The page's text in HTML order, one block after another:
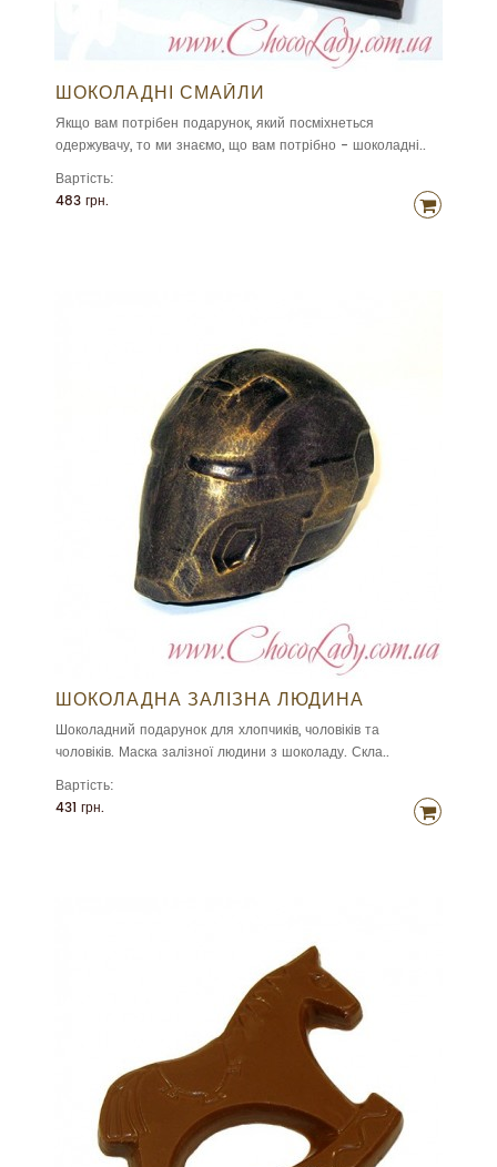
ШОКОЛАДНІ СМАЙЛИ
Якщо вам потрібен подарунок, який посміхнеться
одержувачу, то ми знаємо, що вам потрібно - шоколадні..
Вартість:
483 грн.
ШОКОЛАДНА ЗАЛІЗНА ЛЮДИНА
Шоколадний подарунок для хлопчиків, чоловіків та
чоловіків. Маска залізної людини з шоколаду. Скла..
Вартість:
431 грн.